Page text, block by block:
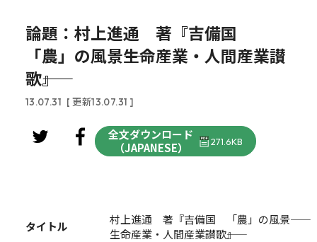
論題：村上進通 著『吉備国
「農」の風景――生命産業・人間産業讃
歌――』
13.07.31 [ 更新13.07.31 ]
全文ダウンロード
（JAPANESE）
271.6KB
タイトル
村上進通 著『吉備国 「農」の風景――
生命産業・人間産業讃歌――』